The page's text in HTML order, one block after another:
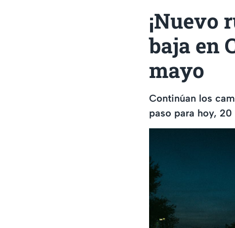
¡Nuevo
baja en
mayo
Continúan los
paso para hoy,